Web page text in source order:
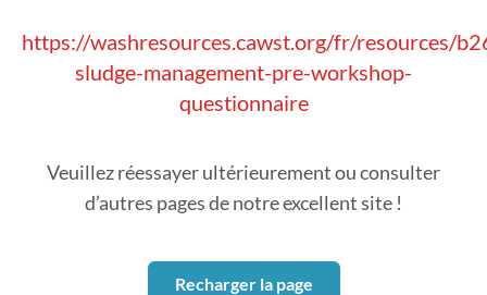
https://washresources.cawst.org/fr/resources/
sludge-management-pre-workshop-
questionnaire
Veuillez réessayer ultérieurement ou consulter
d’autres pages de notre excellent site !
Recharger la page